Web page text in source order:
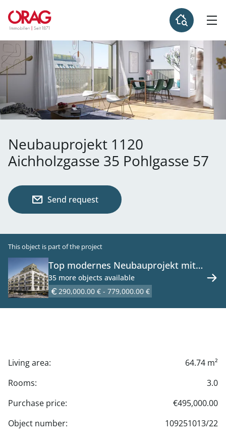
Neubauprojekt 1120
Aichholzgasse 35 Pohlgasse 57
Send request
This object is part of the project
Top modernes Neubauprojekt mit
66 Wohnungen - zu kaufen in 1120
Wien
35 more objects available
290,000.00 € - 779,000.00 €
Living area:
64.74 m²
Rooms:
3.0
Purchase price:
€495,000.00
Object number:
109251013/22